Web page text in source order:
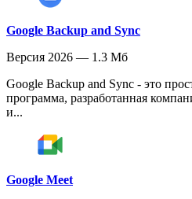
Google Backup and Sync
Версия 2026 — 1.3 Мб
Google Backup and Sync - это
программа, разработанная
и...
Google Meet